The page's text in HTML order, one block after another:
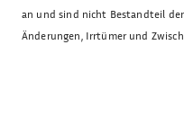
an und sind nicht Bestandteil
Änderungen, Irrtümer und